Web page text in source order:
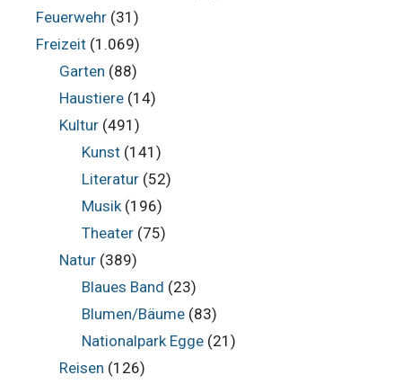
Feuerwehr (31)
Freizeit (1.069)
Garten (88)
Haustiere(14)
Kultur(491)
Kunst (141)
Literatur (52)
Musik (196)
Theater (75)
Natur(389)
Blaues Band (23)
Blumen/Bäume (83)
Nationalpark Egge (21)
Reisen (126)